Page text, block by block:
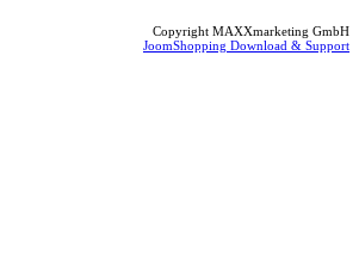
Copyright MAXXmarketing GmbH
JoomShopping Download & Support